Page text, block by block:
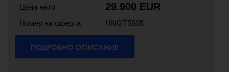
Цена нето
29.900 EUR
Номер на оферта HNGT5805
ПОДРОБНО ОПИСАНИЕ